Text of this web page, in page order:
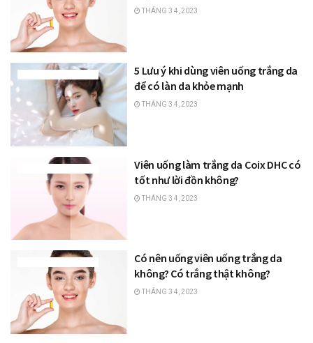
THÁNG 3 4, 2023
5 Lưu ý khi dùng viên uống trắng da
để có làn da khỏe mạnh
THÁNG 3 4, 2023
Viên uống làm trắng da Coix DHC có
tốt như lời đồn không?
THÁNG 3 4, 2023
Có nên uống viên uống trắng da
không? Có trắng thật không?
THÁNG 3 4, 2023